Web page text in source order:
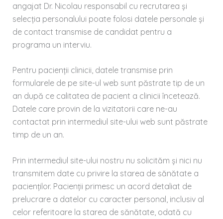
angajat Dr. Nicolau responsabil cu recrutarea și
selecția personalului poate folosi datele personale și
de contact transmise de candidat pentru a
programa un interviu.
Pentru pacienții clinicii, datele transmise prin
formularele de pe site-ul web sunt păstrate tip de un
an după ce calitatea de pacient a clinicii încetează.
Datele care provin de la vizitatorii care ne-au
contactat prin intermediul site-ului web sunt păstrate
timp de un an.
Prin intermediul site-ului nostru nu solicităm și nici nu
transmitem date cu privire la starea de sănătate a
pacienților. Pacienții primesc un acord detaliat de
prelucrare a datelor cu caracter personal, inclusiv al
celor referitoare la starea de sănătate, odată cu